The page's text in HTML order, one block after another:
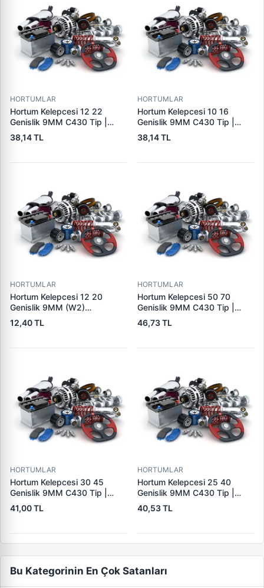
HORTUMLAR
Hortum Kelepcesi 12 22
Genislik 9MM C430 Tip |
ERBI C430 12-22
38,14 TL
HORTUMLAR
Hortum Kelepcesi 10 16
Genislik 9MM C430 Tip |
ERBI C430 10-16
38,14 TL
HORTUMLAR
Hortum Kelepcesi 12 20
Genislik 9MM (W2)
Paslanmaz Celik | USTUN
CH12
12,40 TL
HORTUMLAR
Hortum Kelepcesi 50 70
Genislik 9MM C430 Tip |
ERBI C430 50-70
46,73 TL
HORTUMLAR
Hortum Kelepcesi 30 45
Genislik 9MM C430 Tip |
ERBI C430 30-45
41,00 TL
HORTUMLAR
Hortum Kelepcesi 25 40
Genislik 9MM C430 Tip |
ERBI C430 25-40
40,53 TL
Bu Kategorinin En Çok Satanları